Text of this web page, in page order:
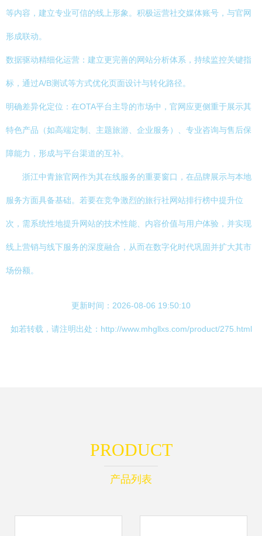
等内容，建立专业可信的线上形象。积极运营社交媒体账号，与官网
形成联动。
数据驱动精细化运营：建立更完善的网站分析体系，持续监控关键指
标，通过A/B测试等方式优化页面设计与转化路径。
明确差异化定位：在OTA平台主导的市场中，官网应更侧重于展示其
特色产品（如高端定制、主题旅游、企业服务）、专业咨询与售后保
障能力，形成与平台渠道的互补。
浙江中青旅官网作为其在线服务的重要窗口，在品牌展示与本地
服务方面具备基础。若要在竞争激烈的旅行社网站排行榜中提升位
次，需系统性地提升网站的技术性能、内容价值与用户体验，并实现
线上营销与线下服务的深度融合，从而在数字化时代巩固并扩大其市
场份额。
更新时间：2026-08-06 19:50:10
如若转载，请注明出处：http://www.mhgllxs.com/product/275.html
PRODUCT
产品列表